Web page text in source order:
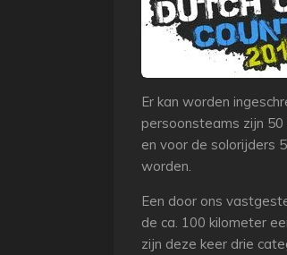
Er kan worden
persoonsteams zijn
en voor de solorijders
worden.
Een door ons
de ca. 100 kilometer
zijn deze keer drie